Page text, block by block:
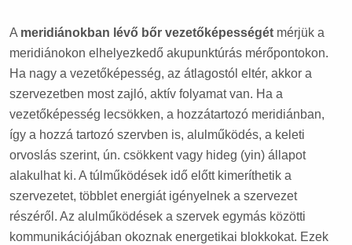
A meridiánokban lévő bőr vezetőképességét mérjük a
meridiánokon elhelyezkedő akupunktúrás mérőpontokon.
Ha nagy a vezetőképesség, az átlagostól eltér, akkor a
szervezetben most zajló, aktív folyamat van. Ha a
vezetőképesség lecsökken, a hozzátartozó meridiánban,
így a hozzá tartozó szervben is, alulműködés, a keleti
orvoslás szerint, ún. csökkent vagy hideg (yin) állapot
alakulhat ki. A túlműködések idő előtt kimeríthetik a
szervezetet, többlet energiát igényelnek a szervezet
részéről. Az alulműködések a szervek egymás közötti
kommunikációjában okoznak energetikai blokkokat. Ezek